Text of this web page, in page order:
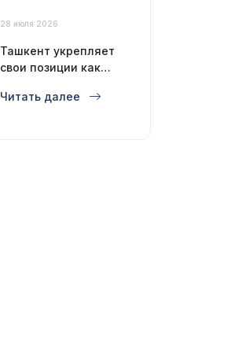
28 июля 2026
Ташкент укрепляет
свои позиции как
мегаполис
Читать далее